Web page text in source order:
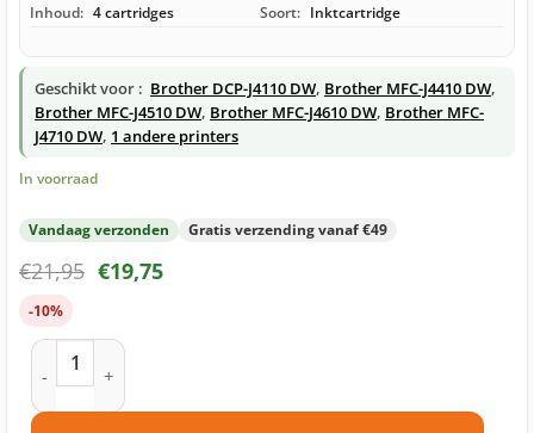
Inhoud: 4 cartridges Soort: Inktcartridge
Geschikt voor : Brother DCP-J4110 DW, Brother MFC-J4410 DW,
Brother MFC-J4510 DW, Brother MFC-J4610 DW, Brother MFC-
J4710 DW, 1 andere printers
In voorraad
Vandaag verzonden Gratis verzending vanaf €49
€21,95 €19,75
-10%
Brother LC127 / LC125 inktcartridges multipack (zwart + 3